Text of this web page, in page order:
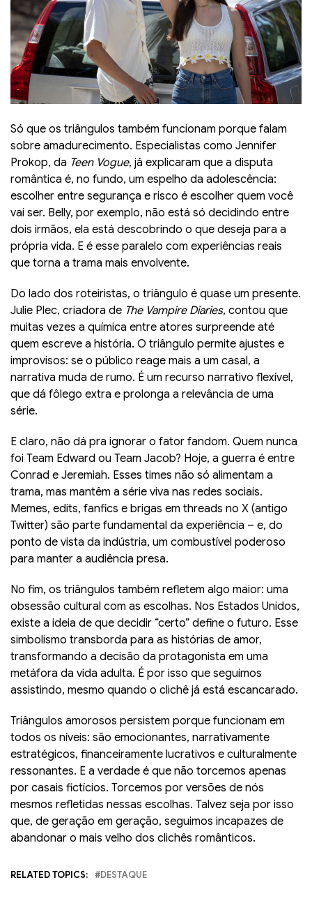
Só que os triângulos também funcionam porque falam
sobre amadurecimento. Especialistas como Jennifer
Prokop, da Teen Vogue, já explicaram que a disputa
romântica é, no fundo, um espelho da adolescência:
escolher entre segurança e risco é escolher quem você
vai ser. Belly, por exemplo, não está só decidindo entre
dois irmãos, ela está descobrindo o que deseja para a
própria vida. E é esse paralelo com experiências reais
que torna a trama mais envolvente.
Do lado dos roteiristas, o triângulo é quase um presente.
Julie Plec, criadora de The Vampire Diaries, contou que
muitas vezes a química entre atores surpreende até
quem escreve a história. O triângulo permite ajustes e
improvisos: se o público reage mais a um casal, a
narrativa muda de rumo. É um recurso narrativo flexível,
que dá fôlego extra e prolonga a relevância de uma
série.
E claro, não dá pra ignorar o fator fandom. Quem nunca
foi Team Edward ou Team Jacob? Hoje, a guerra é entre
Conrad e Jeremiah. Esses times não só alimentam a
trama, mas mantêm a série viva nas redes sociais.
Memes, edits, fanfics e brigas em threads no X (antigo
Twitter) são parte fundamental da experiência – e, do
ponto de vista da indústria, um combustível poderoso
para manter a audiência presa.
No fim, os triângulos também refletem algo maior: uma
obsessão cultural com as escolhas. Nos Estados Unidos,
existe a ideia de que decidir “certo” define o futuro. Esse
simbolismo transborda para as histórias de amor,
transformando a decisão da protagonista em uma
metáfora da vida adulta. É por isso que seguimos
assistindo, mesmo quando o clichê já está escancarado.
Triângulos amorosos persistem porque funcionam em
todos os níveis: são emocionantes, narrativamente
estratégicos, financeiramente lucrativos e culturalmente
ressonantes. E a verdade é que não torcemos apenas
por casais fictícios. Torcemos por versões de nós
mesmos refletidas nessas escolhas. Talvez seja por isso
que, de geração em geração, seguimos incapazes de
abandonar o mais velho dos clichês românticos.
RELATED TOPICS: DESTAQUE